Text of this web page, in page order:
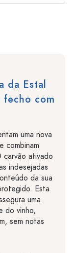
da Estal
fecho com
uma nova
combinam
carvão ativado
indesejadas
da sua
Esta
uma
do vinho,
sem notas